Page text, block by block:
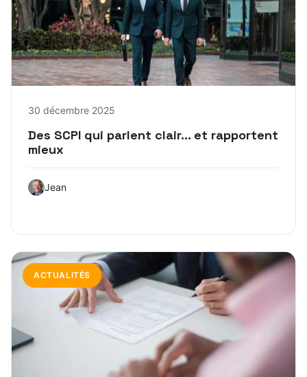
30 décembre 2025
Des SCPI qui parlent clair… et rapportent
mieux
Jean
ACTUALITÉS